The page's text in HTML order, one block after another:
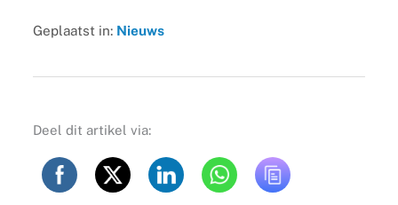
Geplaatst in: Nieuws
Deel dit artikel via: